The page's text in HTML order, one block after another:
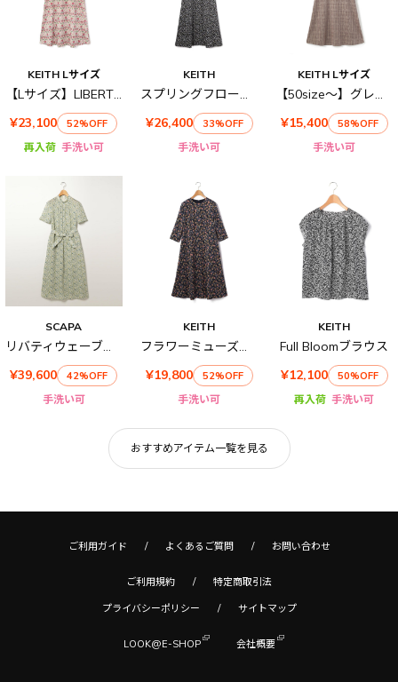
KEITH Lサイズ
【Lサイズ】LIBERTYプリントLily Annabellワンピース
¥23,100
52%OFF
再入荷 手洗い可
KEITH
スプリングフローラルワンピース
¥26,400
33%OFF
手洗い可
KEITH Lサイズ
【50size～】グレンチェックジャカード ワンピース
¥15,400
58%OFF
手洗い可
SCAPA
リバティウェーブワンピース
¥39,600
42%OFF
手洗い可
KEITH
フラワーミューズワンピース
¥19,800
52%OFF
手洗い可
KEITH
Full Bloomブラウス
¥12,100
50%OFF
再入荷 手洗い可
おすすめアイテム一覧を見る
ご利用ガイド よくあるご質問 お問い合わせ
ご利用規約 特定商取引法
プライバシーポリシー サイトマップ
LOOK@E-SHOP 会社概要